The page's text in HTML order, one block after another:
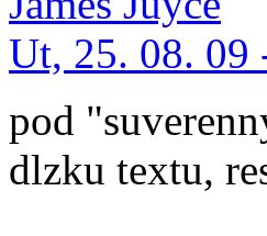
Ut, 25. 08. 09
pod
dlzku textu,